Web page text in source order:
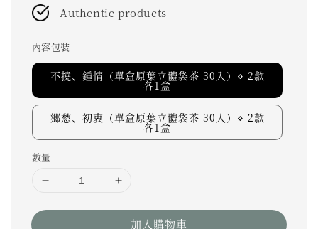
Authentic products
內容包裝
不撓、鍾情（單盒原葉立體袋茶 30入）⋄ 2款
各1盒
郷愁、初衷（單盒原葉立體袋茶 30入）⋄ 2款
各1盒
數量
加入購物車